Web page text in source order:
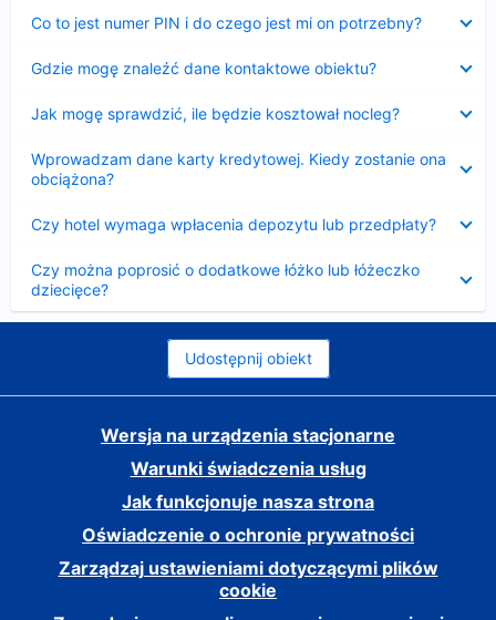
Co to jest numer PIN i do czego jest mi on potrzebny?
Gdzie mogę znaleźć dane kontaktowe obiektu?
Jak mogę sprawdzić, ile będzie kosztował nocleg?
Wprowadzam dane karty kredytowej. Kiedy zostanie ona
obciążona?
Czy hotel wymaga wpłacenia depozytu lub przedpłaty?
Czy można poprosić o dodatkowe łóżko lub łóżeczko
dziecięce?
Udostępnij obiekt
Wersja na urządzenia stacjonarne
Warunki świadczenia usług
Jak funkcjonuje nasza strona
Oświadczenie o ochronie prywatności
Zarządzaj ustawieniami dotyczącymi plików
cookie